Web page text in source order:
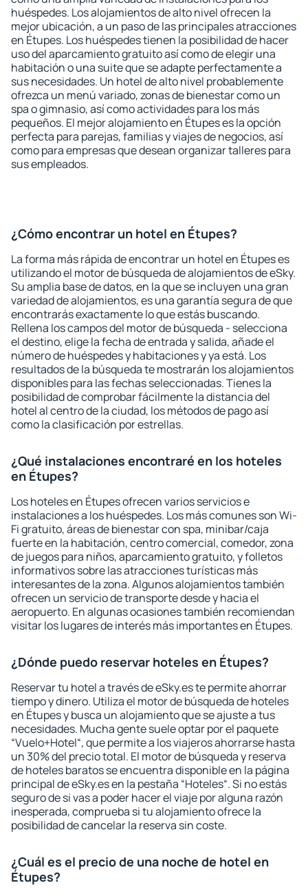
huéspedes. Los alojamientos de alto nivel ofrecen la
mejor ubicación, a un paso de las principales atracciones
en Étupes. Los huéspedes tienen la posibilidad de hacer
uso del aparcamiento gratuito así como de elegir una
habitación o una suite que se adapte perfectamente a
sus necesidades. Un hotel de alto nivel probablemente
ofrezca un menú variado, zonas de bienestar como un
spa o gimnasio, así como actividades para los más
pequeños. El mejor alojamiento en Étupes es la opción
perfecta para parejas, familias y viajes de negocios, así
como para empresas que desean organizar talleres para
sus empleados.
¿Cómo encontrar un hotel en Étupes?
La forma más rápida de encontrar un hotel en Étupes es
utilizando el motor de búsqueda de alojamientos de eSky.
Su amplia base de datos, en la que se incluyen una gran
variedad de alojamientos, es una garantía segura de que
encontrarás exactamente lo que estás buscando.
Rellena los campos del motor de búsqueda - selecciona
el destino, elige la fecha de entrada y salida, añade el
número de huéspedes y habitaciones y ya está. Los
resultados de la búsqueda te mostrarán los alojamientos
disponibles para las fechas seleccionadas. Tienes la
posibilidad de comprobar fácilmente la distancia del
hotel al centro de la ciudad, los métodos de pago así
como la clasificación por estrellas.
¿Qué instalaciones encontraré en los hoteles
en Étupes?
Los hoteles en Étupes ofrecen varios servicios e
instalaciones a los huéspedes. Los más comunes son Wi-
Fi gratuito, áreas de bienestar con spa, minibar/caja
fuerte en la habitación, centro comercial, comedor, zona
de juegos para niños, aparcamiento gratuito, y folletos
informativos sobre las atracciones turísticas más
interesantes de la zona. Algunos alojamientos también
ofrecen un servicio de transporte desde y hacia el
aeropuerto. En algunas ocasiones también recomiendan
visitar los lugares de interés más importantes en Étupes.
¿Dónde puedo reservar hoteles en Étupes?
Reservar tu hotel a través de eSky.es te permite ahorrar
tiempo y dinero. Utiliza el motor de búsqueda de hoteles
en Étupes y busca un alojamiento que se ajuste a tus
necesidades. Mucha gente suele optar por el paquete
“Vuelo+Hotel“, que permite a los viajeros ahorrarse hasta
un 30% del precio total. El motor de búsqueda y reserva
de hoteles baratos se encuentra disponible en la página
principal de eSky.es en la pestaña “Hoteles“. Si no estás
seguro de si vas a poder hacer el viaje por alguna razón
inesperada, comprueba si tu alojamiento ofrece la
posibilidad de cancelar la reserva sin coste.
¿Cuál es el precio de una noche de hotel en
Étupes?